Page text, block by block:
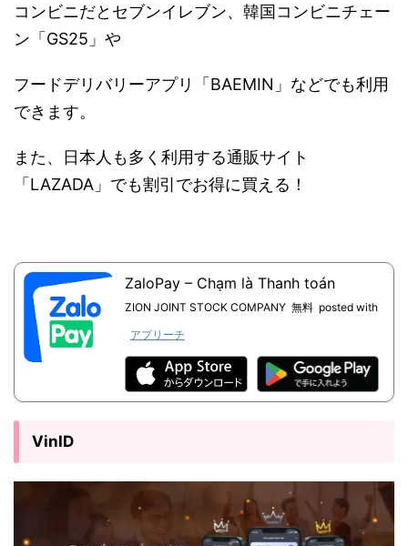
コンビニだとセブンイレブン、韓国コンビニチェー
ン「GS25」や
フードデリバリーアプリ「BAEMIN」などでも利用
できます。
また、日本人も多く利用する通販サイト
「LAZADA」でも割引でお得に買える！
ZaloPay – Chạm là Thanh toán
ZION JOINT STOCK COMPANY 無料 posted with
アプリーチ
VinID